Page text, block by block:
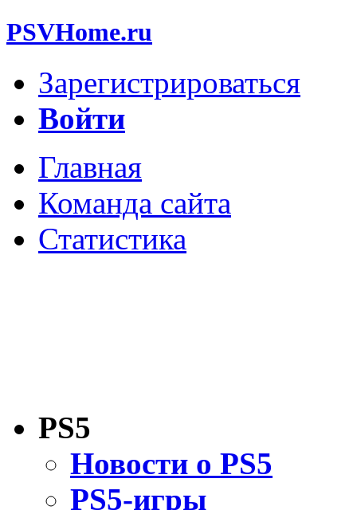
PSVHome.ru
Зарегистрироваться
Войти
Главная
Команда сайта
Статистика
PS5
Новости о PS5
PS5-игры